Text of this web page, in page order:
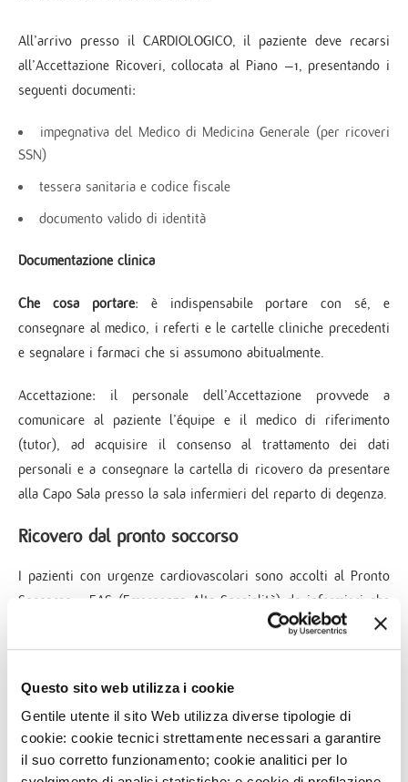
Questo sito web utilizza i cookie
Gentile utente il sito Web utilizza diverse tipologie di
cookie: cookie tecnici strettamente necessari a garantire
il suo corretto funzionamento; cookie analitici per lo
All’arrivo presso il CARDIOLOGICO, il paziente deve recarsi
all’Accettazione Ricoveri, collocata al Piano –1, presentando i
seguenti documenti:
impegnativa del Medico di Medicina Generale (per ricoveri
SSN)
tessera sanitaria e codice fiscale
documento valido di identità
Documentazione clinica
Che cosa portare: è indispensabile portare con sé, e
consegnare al medico, i referti e le cartelle cliniche precedenti
e segnalare i farmaci che si assumono abitualmente.
Accettazione: il personale dell’Accettazione provvede a
comunicare al paziente l’équipe e il medico di riferimento
(tutor), ad acquisire il consenso al trattamento dei dati
personali e a consegnare la cartella di ricovero da presentare
alla Capo Sala presso la sala infermieri del reparto di degenza.
Ricovero dal pronto soccorso
I pazienti con urgenze cardiovascolari sono accolti al Pronto
Soccorso - EAS (Emergenza Alta Specialità) da infermieri che
hanno svolto specifici corsi di formazione sulla rianimazione
cardiopolmonare (BLSD).
A ciascun paziente, dopo una prima valutazione (
stabilire il livello di gravità, viene attribuito un codice colore
(rosso, giallo, verde o bianco) che determina la priorità e
l’urgenza del caso.